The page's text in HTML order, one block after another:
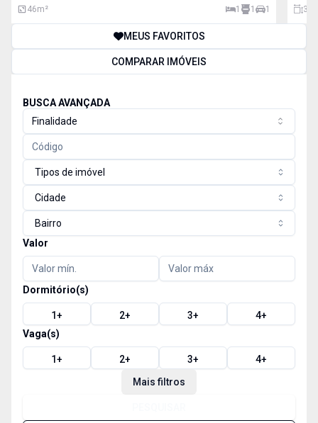
46m² 1 1 1 32
MEUS FAVORITOS
COMPARAR IMÓVEIS
BUSCA AVANÇADA
Finalidade
Tipos de imóvel
Cidade
Bairro
Valor
Dormitório(s)
1+ 2+ 3+ 4+
Vaga(s)
1+ 2+ 3+ 4+
Mais filtros